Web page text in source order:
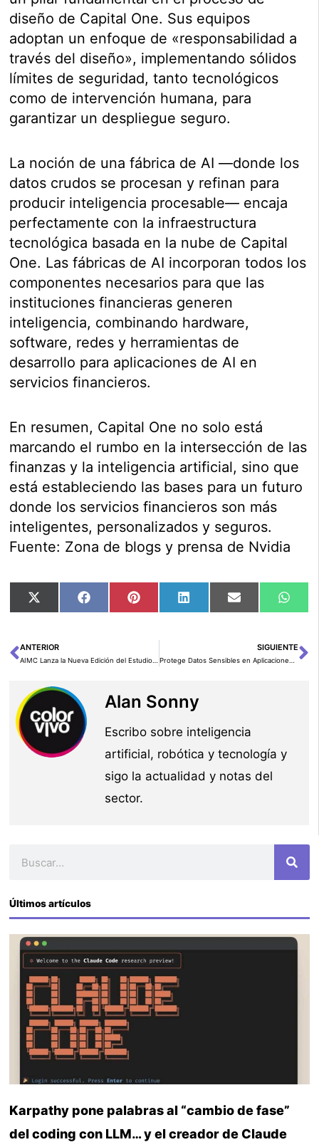
diseño de Capital One. Sus equipos
adoptan un enfoque de «responsabilidad a
través del diseño», implementando sólidos
límites de seguridad, tanto tecnológicos
como de intervención humana, para
garantizar un despliegue seguro.
La noción de una fábrica de AI —donde los
datos crudos se procesan y refinan para
producir inteligencia procesable— encaja
perfectamente con la infraestructura
tecnológica basada en la nube de Capital
One. Las fábricas de AI incorporan todos los
componentes necesarios para que las
instituciones financieras generen
inteligencia, combinando hardware,
software, redes y herramientas de
desarrollo para aplicaciones de AI en
servicios financieros.
En resumen, Capital One no solo está
marcando el rumbo en la intersección de las
finanzas y la inteligencia artificial, sino que
está estableciendo las bases para un futuro
donde los servicios financieros son más
inteligentes, personalizados y seguros.
Fuente: Zona de blogs y prensa de Nvidia
Compartir
en
X
Compartir
en
FacebookCompartir
en
PinterestCompartir
en
LinkedInCompartir
en
Email
en
Ant
ANTERIOR SIGUIENTE
Alan Sonny
Escribo sobre inteligencia
artificial, robótica y tecnología y
sigo la actualidad y notas del
sector.
Últimos artículos
Karpathy pone palabras al “cambio de fase”
del coding con LLM… y el creador de Claude